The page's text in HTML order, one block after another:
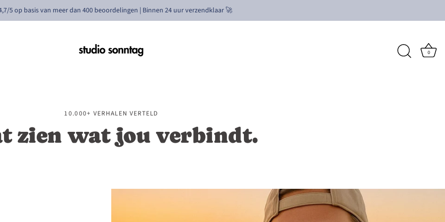
5 op basis van meer dan 400 beoordelingen | Binnen 24 uur verzendklaar 🚀
0
10.000+ VERHALEN VERTELD
zien wat jou verbindt.